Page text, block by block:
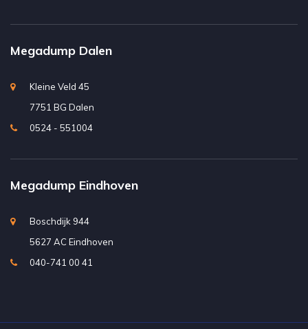
Megadump Dalen
Kleine Veld 45
7751 BG Dalen
0524 - 551004
Megadump Eindhoven
Boschdijk 944
5627 AC Eindhoven
040-741 00 41